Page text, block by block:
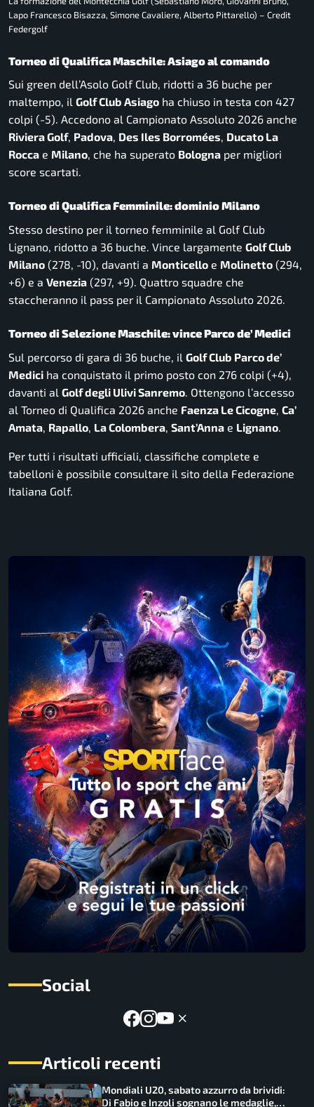
Lapo Francesco Bisazza, Simone Cavaliere, Alberto Pittarello) – Credit
Federgolf
Torneo di Qualifica Maschile: Asiago al comando
Sui green dell’Asolo Golf Club, ridotti a 36 buche per
maltempo, il Golf Club Asiago ha chiuso in testa con 427
colpi (-5). Accedono al Campionato Assoluto 2026 anche
Riviera Golf, Padova, Des Iles Borromées, Ducato La
Rocca e Milano, che ha superato Bologna per migliori
score scartati.
Torneo di Qualifica Femminile: dominio Milano
Stesso destino per il torneo femminile al Golf Club
Lignano, ridotto a 36 buche. Vince largamente Golf Club
Milano (278, -10), davanti a Monticello e Molinetto (294,
+6) e a Venezia (297, +9). Quattro squadre che
staccheranno il pass per il Campionato Assoluto 2026.
Torneo di Selezione Maschile: vince Parco de’ Medici
Sul percorso di gara di 36 buche, il Golf Club Parco de’
Medici ha conquistato il primo posto con 276 colpi (+4),
davanti al Golf degli Ulivi Sanremo . Ottengono l’accesso
al Torneo di Qualifica 2026 anche Faenza Le Cicogne Ca’
Amata Rapallo La Colombera Sant’Anna e Lignano
Per tutti i risultati ufficiali, classifiche complete e
tabelloni è possibile consultare il sito della Federazione
Italiana Golf.
Social
Articoli recenti
Mondiali U20, sabato azzurro da brividi:
Di Fabio e Inzoli sognano le medaglie,